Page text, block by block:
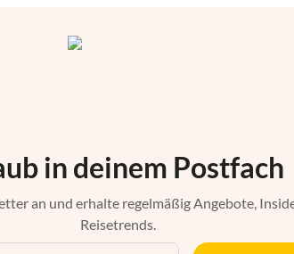
in deinem Postfach
an und erhalte regelmäßig Angebote,
Reisetrends.